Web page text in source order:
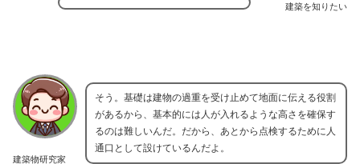
建築を知りたい
建築物研究家
そう。基礎は建物の過重を受け止めて地面に伝える役割
があるから、基本的には人が入れるような高さを確保す
るのは難しいんだ。だから、あとから点検するために人
通口として設けているんだよ。